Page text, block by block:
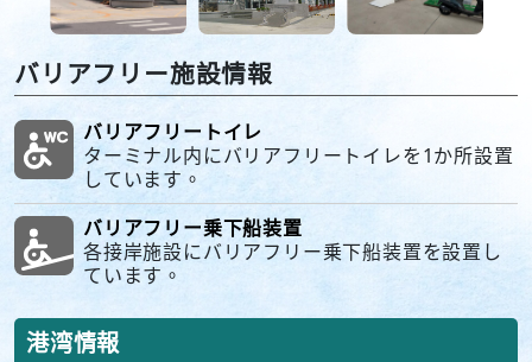
バリアフリー施設情報
バリアフリートイレ
ターミナル内にバリアフリートイレを1か所設置
しています。
バリアフリー乗下船装置
各接岸施設にバリアフリー乗下船装置を設置し
ています。
港湾情報